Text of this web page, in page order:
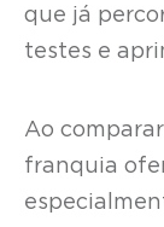
que já
testes e
Ao
franquia